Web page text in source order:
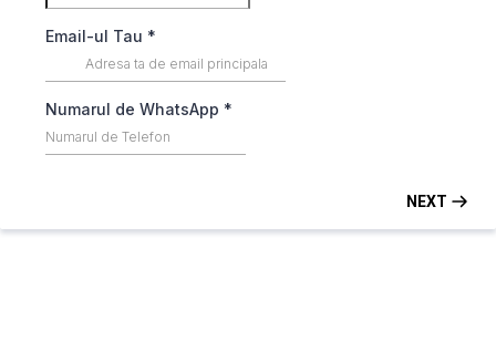
Email-ul Tau *
Numarul de WhatsApp *
NEXT